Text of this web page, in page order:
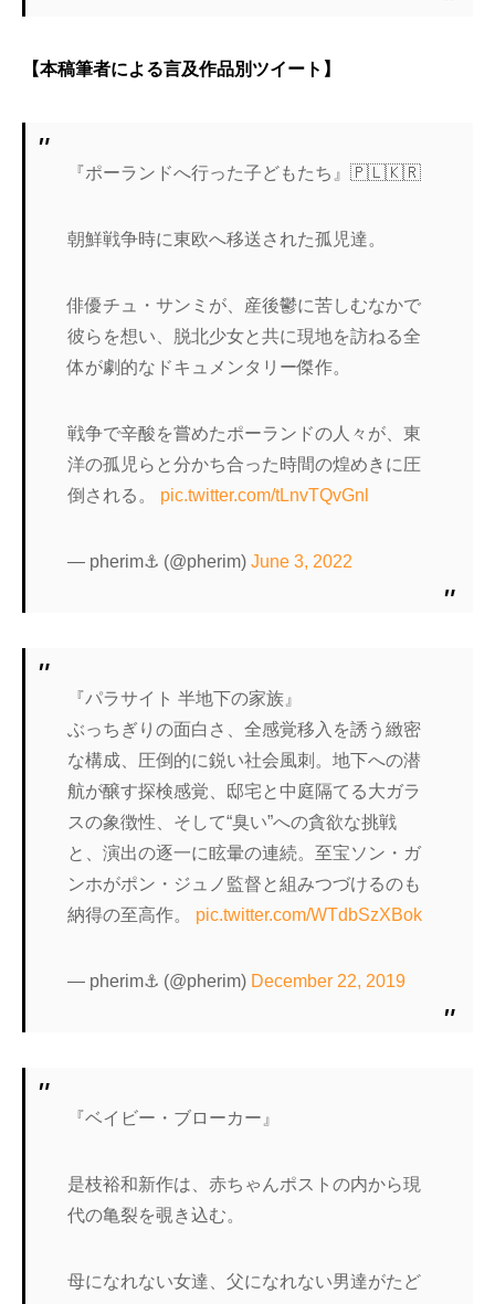
【本稿筆者による言及作品別ツイート】
『ポーランドへ行った子どもたち』🇵🇱🇰🇷
朝鮮戦争時に東欧へ移送された孤児達。
俳優チュ・サンミが、産後鬱に苦しむなかで
彼らを想い、脱北少女と共に現地を訪ねる全
体が劇的なドキュメンタリー傑作。
戦争で辛酸を嘗めたポーランドの人々が、東
洋の孤児らと分かち合った時間の煌めきに圧
倒される。 pic.twitter.com/tLnvTQvGnl
— pherim⚓ (@pherim)June 3, 2022
『パラサイト 半地下の家族』
ぶっちぎりの面白さ、全感覚移入を誘う緻密
な構成、圧倒的に鋭い社会風刺。地下への潜
航が醸す探検感覚、邸宅と中庭隔てる大ガラ
スの象徴性、そして“臭い”への貪欲な挑戦
と、演出の逐一に眩暈の連続。至宝ソン・ガ
ンホがポン・ジュノ監督と組みつづけるのも
納得の至高作。 pic.twitter.com/WTdbSzXBok
— pherim⚓ (@pherim) December 22, 2019
『ベイビー・ブローカー』
是枝裕和新作は、赤ちゃんポストの内から現
代の亀裂を覗き込む。
母になれない女達、父になれない男達がたど